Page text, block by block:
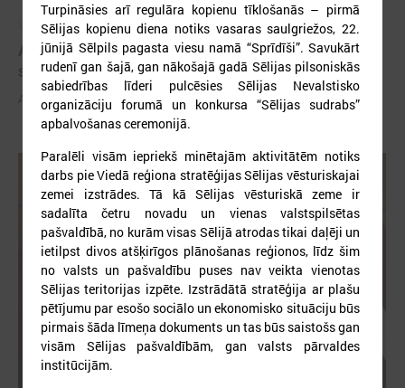
2026. gada 03. jūnijs
Aicina pašvaldības pieteikties mācībām "Drošība
sākas ar Tevi!"
Aicina pašvaldības pieteikties mācībām "Drošība sākas ar Tevi!"
Turpināsies arī regulāra kopienu tīklošanās – pirmā
Sēlijas kopienu diena notiks vasaras saulgriežos, 22.
jūnijā Sēlpils pagasta viesu namā “Sprīdīši”. Savukārt
rudenī gan šajā, gan nākošajā gadā Sēlijas pilsoniskās
sabiedrības līderi pulcēsies Sēlijas Nevalstisko
organizāciju forumā un konkursa “Sēlijas sudrabs”
apbalvošanas ceremonijā.
Paralēli visām iepriekš minētajām aktivitātēm notiks
darbs pie Viedā reģiona stratēģijas Sēlijas vēsturiskajai
zemei izstrādes. Tā kā Sēlijas vēsturiskā zeme ir
sadalīta četru novadu un vienas valstspilsētas
pašvaldībā, no kurām visas Sēlijā atrodas tikai daļēji un
ietilpst divos atšķirīgos plānošanas reģionos, līdz šim
no valsts un pašvaldību puses nav veikta vienotas
Sēlijas teritorijas izpēte. Izstrādātā stratēģija ar plašu
pētījumu par esošo sociālo un ekonomisko situāciju būs
pirmais šāda līmeņa dokuments un tas būs saistošs gan
visām Sēlijas pašvaldībām, gan valsts pārvaldes
institūcijām.